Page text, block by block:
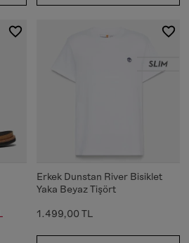
Erkek Dunstan River Bisiklet
Yaka Beyaz Tişört
1.499,00 TL